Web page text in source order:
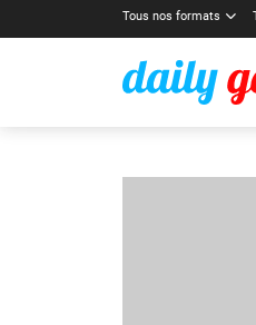
Tous nos formats